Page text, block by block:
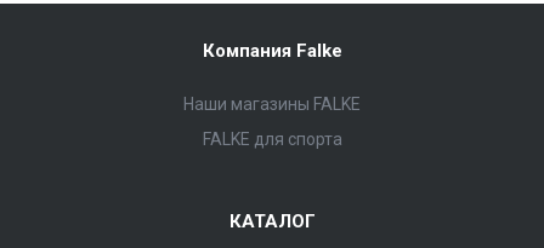
Компания Falke
Наши магазины FALKE
FALKE для спорта
КАТАЛОГ